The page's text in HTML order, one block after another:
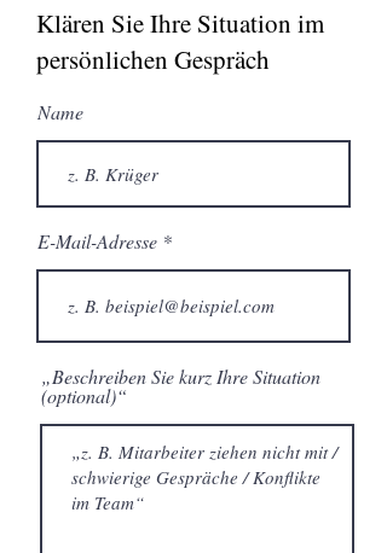
Klären Sie Ihre Situation im
persönlichen Gespräch
Name
E-Mail-Adresse
„Beschreiben Sie kurz Ihre Situation
(optional)“